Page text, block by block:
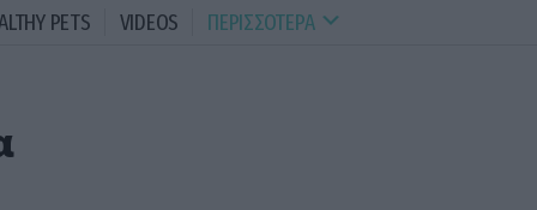
PETS VIDEOS ΠΕΡΙΣΣΟΤΕΡΑ